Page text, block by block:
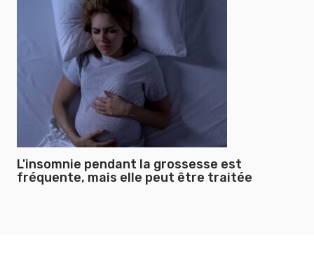
L'insomnie pendant la grossesse est
fréquente, mais elle peut être traitée